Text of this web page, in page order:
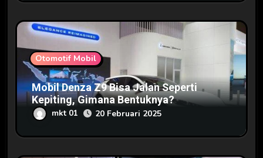
Otomotif Mobil
Mobil Denza Z9 Bisa Jalan Seperti
Kepiting, Gimana Bentuknya?
mkt 01 20 Februari 2025